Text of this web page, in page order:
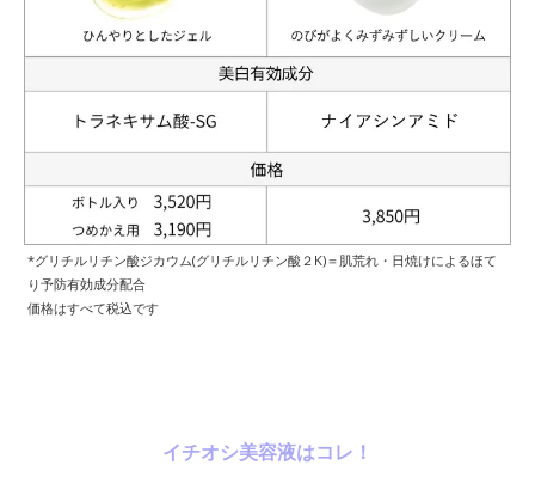
*グリチルリチン酸ジカウム(グリチルリチン酸２K)＝肌荒れ・日焼けによるほて
り予防有効成分配合
価格はすべて税込です
イチオシ美容液はコレ！